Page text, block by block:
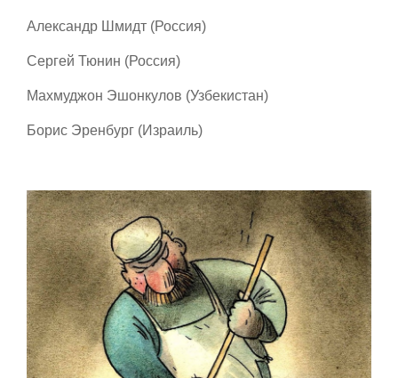
Александр Шмидт (Россия)
Сергей Тюнин (Россия)
Махмуджон Эшонкулов (Узбекистан)
Борис Эренбург (Израиль)